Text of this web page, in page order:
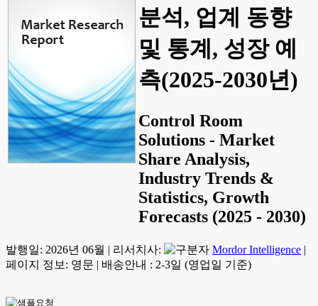
분석, 업계 동향
및 통계, 성장 예
측(2025-2030년)
Control Room
Solutions - Market
Share Analysis,
Industry Trends &
Statistics, Growth
Forecasts (2025 - 2030)
발행일: 2026년 06월 | 리서치사: Mordor Intelligence |
페이지 정보: 영문 | 배송안내 : 2-3일 (영업일 기준)